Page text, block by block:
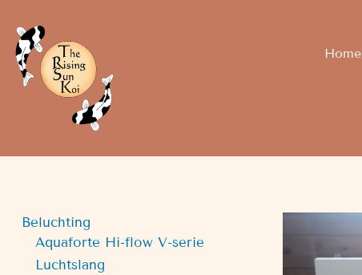
Home
Beluchting
Aquaforte Hi-flow V-serie
Luchtslang